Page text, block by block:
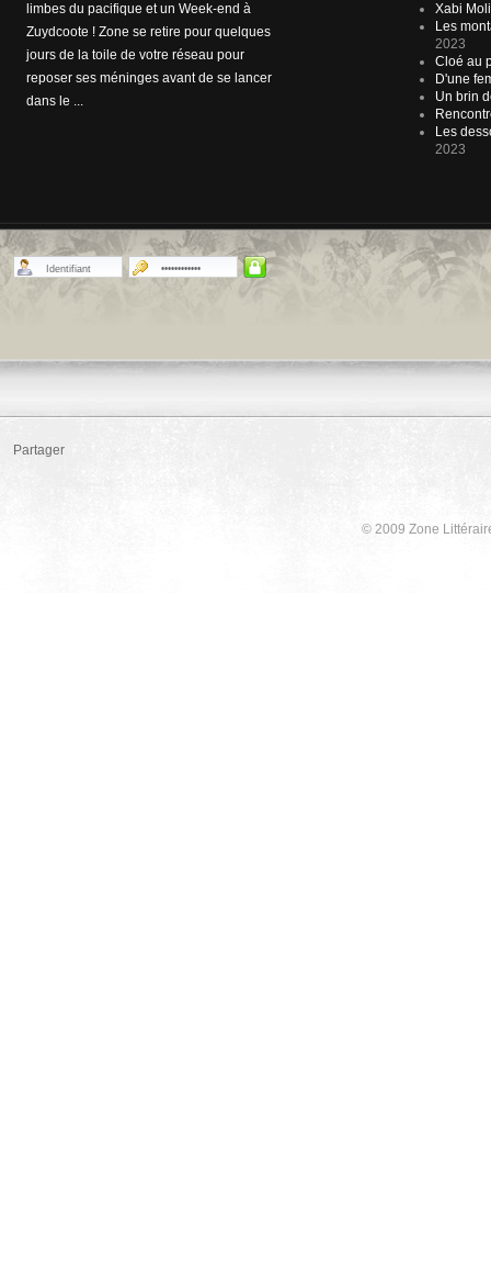
limbes du pacifique et un Week-end à
Zuydcoote ! Zone se retire pour quelques
jours de la toile de votre réseau pour
reposer ses méninges avant de se lancer
dans le ...
de l'autre côté de l'Atlantique, elles sont
moins courantes dans l'Hexagone.
Alexandre Jardin franchit le pas en
annonçant que, du 27 octobre prochain
jusqu'en mai 2...
Xabi
Les
2023
Cloé au
D'une
Un brin
Les
2023
Partager
© 2009 Zone